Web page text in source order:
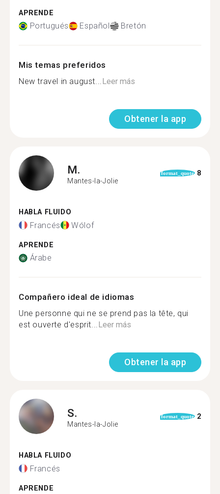
APRENDE
Portugués Español Bretón
Mis temas preferidos
New travel in august...Leer más
Obtener la app
M.
Mantes-la-Jolie
format_quote 8
HABLA FLUIDO
Francés Wólof
APRENDE
Árabe
Compañero ideal de idiomas
Une personne qui ne se prend pas la tête, qui
est ouverte d'esprit...Leer más
Obtener la app
S.
Mantes-la-Jolie
format_quote 2
HABLA FLUIDO
Francés
APRENDE